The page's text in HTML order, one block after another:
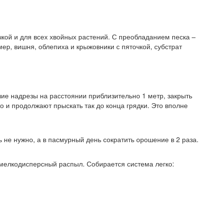
и для всех хвойных растений. С преобладанием песка –
вишня, облепиха и крыжовники с пяточкой, субстрат
надрезы на расстоянии приблизительно 1 метр, закрыть
продолжают прыскать так до конца грядки. Это вполне
не нужно, а в пасмурный день сократить орошение в 2 раза.
распыл. Собирается система легко: